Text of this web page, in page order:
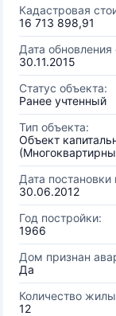
Кадастровая
16 713 898,91
Дата обновления
30.11.2015
Статус объекта:
Ранее учтенный
Тип объекта:
Объект
Дата постановки
30.06.2012
Год постройки:
1966
Дом признан
Да
Количество
12